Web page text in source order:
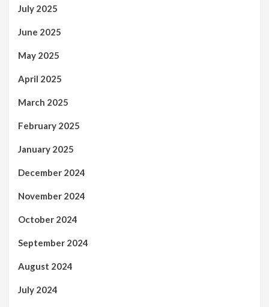
July 2025
June 2025
May 2025
April 2025
March 2025
February 2025
January 2025
December 2024
November 2024
October 2024
September 2024
August 2024
July 2024